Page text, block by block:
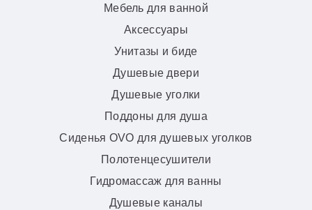
Мебель для ванной
Аксессуары
Унитазы и биде
Душевые двери
Душевые уголки
Поддоны для душа
Сиденья OVO для душевых уголков
Полотенцесушители
Гидромассаж для ванны
Душевые каналы